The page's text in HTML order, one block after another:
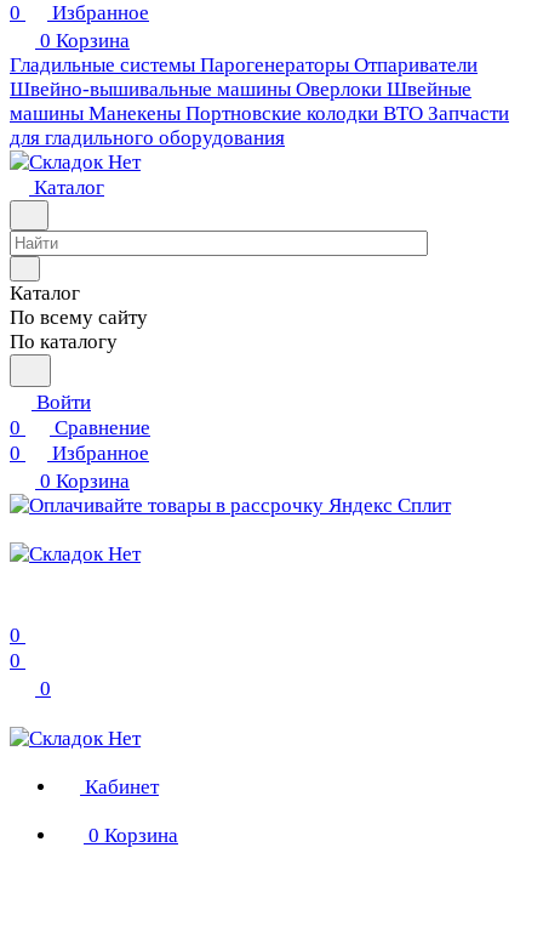
0
Избранное
0 Корзина
Гладильные системы Парогенераторы Отпариватели
Швейно-вышивальные машины Оверлоки Швейные
машины Манекены Портновские колодки ВТО Запчасти
для гладильного оборудования
Каталог
Каталог
По всему сайту
По каталогу
Войти
0
Сравнение
0
Избранное
0 Корзина
0
0
0
Кабинет
0 Корзина